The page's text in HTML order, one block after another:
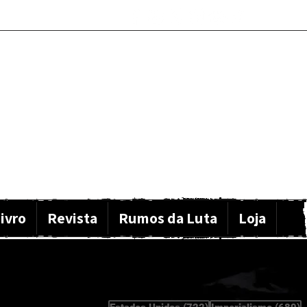
Revista Rumos da Luta Loja